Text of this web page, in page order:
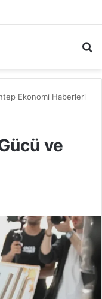
Ekonomi Haberleri
ve